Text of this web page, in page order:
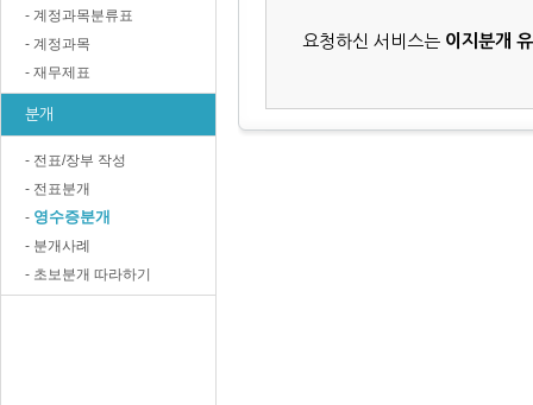
- 계정과목분류표
- 계정과목
- 재무제표
분개
- 전표/장부 작성
- 전표분개
- 영수증분개
- 분개사례
- 초보분개 따라하기
요청하신 서비스는 이지분개